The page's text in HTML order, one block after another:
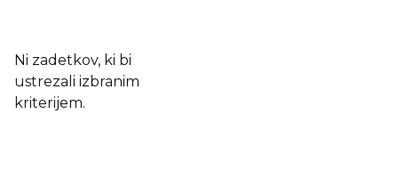
Ni zadetkov, ki bi
ustrezali izbranim
kriterijem.